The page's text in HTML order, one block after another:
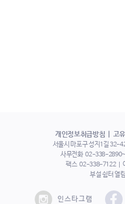
개인정보취급방침 고
서울시 마포구 성지1길 32-
사무전화 02-338-
팩스 02-338-7122
부설 쉼터 열
인스타그램